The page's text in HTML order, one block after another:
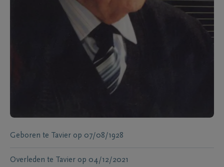
Geboren te Tavier op 07/08/1928
Overleden te Tavier op 04/12/2021